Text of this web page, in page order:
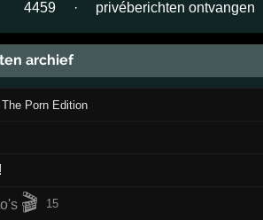
4459 · privéberichten ontvangen
archief
The Porn Edition
🎬 15